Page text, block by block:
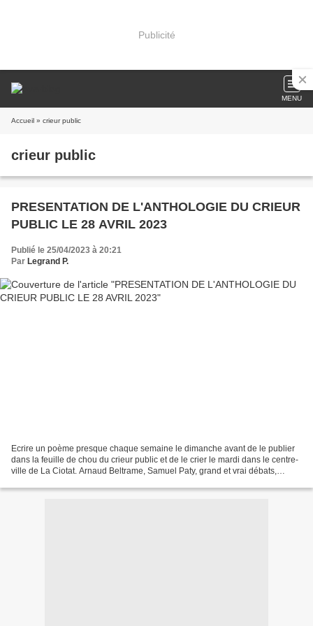
Publicité
MENU
Accueil » crieur public
crieur public
PRESENTATION DE L'ANTHOLOGIE DU CRIEUR
PUBLIC LE 28 AVRIL 2023
Publié le 25/04/2023 à 20:21
Par Legrand P.
Ecrire un poème presque chaque semaine le dimanche avant de le publier
dans la feuille de chou du crieur public et de le crier le mardi dans le centre-
ville de La Ciotat. Arnaud Beltrame, Samuel Paty, grand et vrai débats,